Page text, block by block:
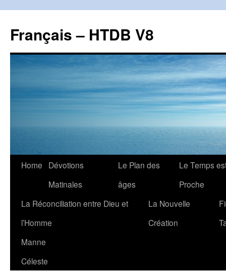
Français – HTDB V8
Skip
content
Home
Dévotions
Matinales
Le Plan des
âges
Le Temps
Proche
La Réconciliation entre Dieu et
l’Homme
La Nouvelle
Création
Manne
Céleste